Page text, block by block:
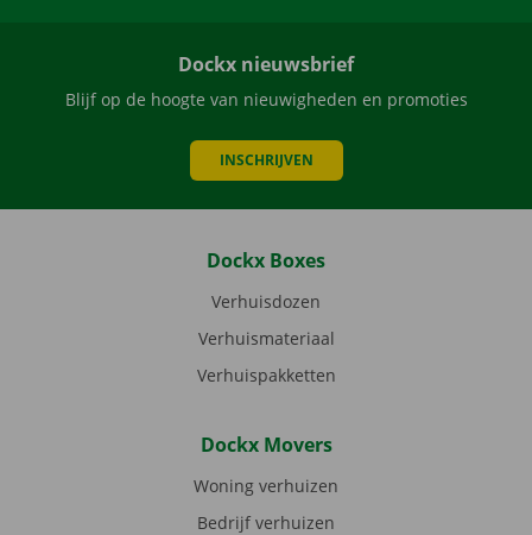
Dockx nieuwsbrief
Blijf op de hoogte van nieuwigheden en promoties
INSCHRIJVEN
Dockx Boxes
Verhuisdozen
Verhuismateriaal
Verhuispakketten
Dockx Movers
Woning verhuizen
Bedrijf verhuizen